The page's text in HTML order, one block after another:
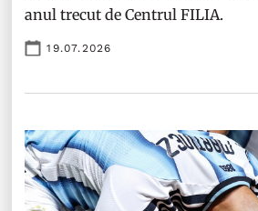
anul trecut de Centrul FILIA.
19.07.2026